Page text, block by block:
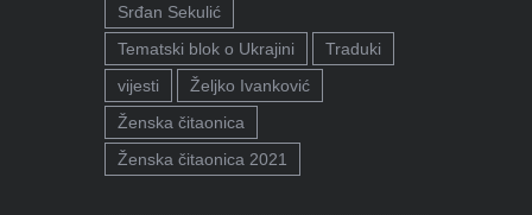
Srđan Sekulić
Tematski blok o Ukrajini
Traduki
vijesti
Željko Ivanković
Ženska čitaonica
Ženska čitaonica 2021